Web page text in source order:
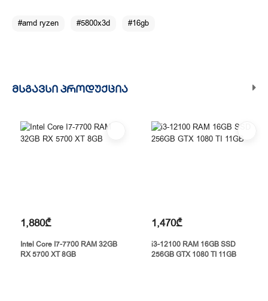
#amd ryzen #5800x3d #16gb
ᲛᲡᲒᲐᲕᲡᲘ ᲞᲠᲝᲓᲣᲥᲪᲘᲐ
1,880₾
Intel Core I7-7700 RAM 32GB
RX 5700 XT 8GB
1,470₾
i3-12100 RAM 16GB SSD
256GB GTX 1080 TI 11GB